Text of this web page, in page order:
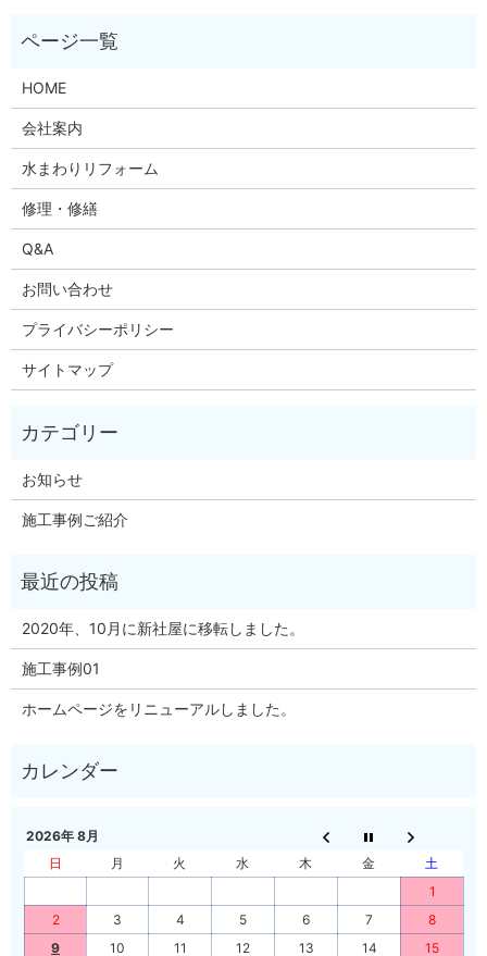
HOME
会社案内
水まわりリフォーム
修理・修繕
Q&A
お問い合わせ
プライバシーポリシー
サイトマップ
お知らせ
施工事例ご紹介
2020年、10月に新社屋に移転しました。
施工事例01
ホームページをリニューアルしました。
2026年 8月
日
月 火 水 木 金
土
1
2
3 4 5 6 7
8
9
10 11 12 13 14 15